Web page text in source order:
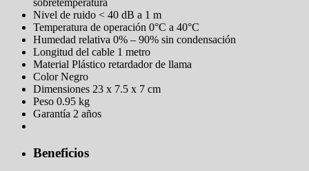
sobretemperatura
Nivel de ruido < 40 dB a 1 m
Temperatura de operación 0°C a 40°C
Humedad relativa 0% – 90% sin condensación
Longitud del cable 1 metro
Material Plástico retardador de llama
Color Negro
Dimensiones 23 x 7.5 x 7 cm
Peso 0.95 kg
Garantía 2 años
Beneficios